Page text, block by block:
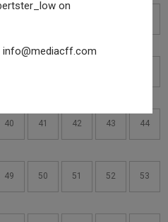
40 41 42 43 44
49 50 51 52 53
info@mediacff.com